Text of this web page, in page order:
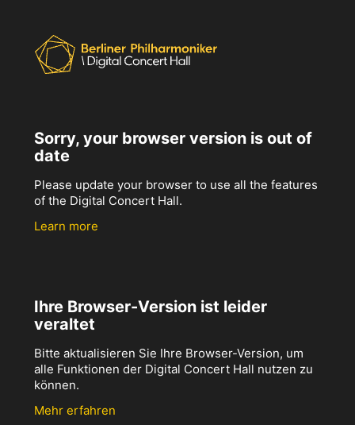
Sorry, your browser version is out of
date
Please update your browser to use all the features
of the Digital Concert Hall.
Learn more
Ihre Browser-Version ist leider
veraltet
Bitte aktualisieren Sie Ihre Browser-Version, um
alle Funktionen der Digital Concert Hall nutzen zu
können.
Mehr erfahren